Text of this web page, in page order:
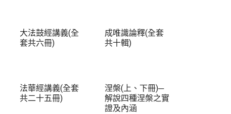
大法鼓經講義(全
套共六冊)
成唯識論釋(全套
共十輯)
法華經講義(全套
共二十五冊)
涅槃(上、下冊)─
解說四種涅槃之實
證及內涵